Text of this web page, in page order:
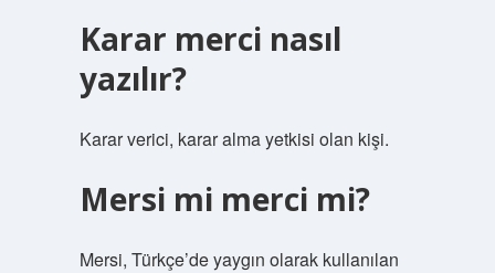
Karar merci nasıl
yazılır?
Karar verici, karar alma yetkisi olan kişi.
Mersi mi merci mi?
Mersi, Türkçe’de yaygın olarak kullanılan